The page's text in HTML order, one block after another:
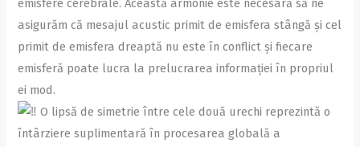
emisfere cerebrale. Această armonie este necesară să ne
asigurăm că mesajul acustic primit de emisfera stângă și cel
primit de emisfera dreaptă nu este în conflict și fiecare
emisferă poate lucra la prelucrarea informației în propriul
ei mod.
O lipsă de simetrie între cele două urechi reprezintă o
întârziere suplimentară în procesarea globală a